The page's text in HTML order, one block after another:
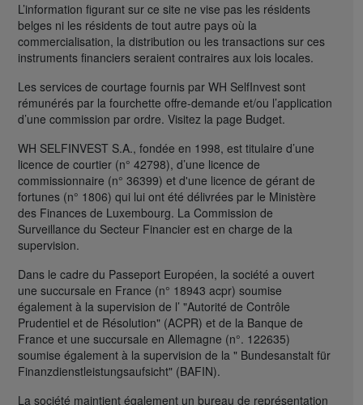
L’information figurant sur ce site ne vise pas les résidents
belges ni les résidents de tout autre pays où la
commercialisation, la distribution ou les transactions sur ces
instruments financiers seraient contraires aux lois locales.
Les services de courtage fournis par WH SelfInvest sont
rémunérés par la fourchette offre-demande et/ou l’application
d’une commission par ordre. Visitez la page Budget.
WH SELFINVEST S.A., fondée en 1998, est titulaire d’une
licence de courtier (n° 42798), d’une licence de
commissionnaire (n° 36399) et d'une licence de gérant de
fortunes (n° 1806) qui lui ont été délivrées par le Ministère
des Finances de Luxembourg. La Commission de
Surveillance du Secteur Financier est en charge de la
supervision.
Dans le cadre du Passeport Européen, la société a ouvert
une succursale en France (n° 18943 acpr) soumise
également à la supervision de l’ "Autorité de Contrôle
Prudentiel et de Résolution" (ACPR) et de la Banque de
France et une succursale en Allemagne (n°. 122635)
soumise également à la supervision de la " Bundesanstalt für
Finanzdienstleistungsaufsicht" (BAFIN).
La société maintient également un bureau de représentation